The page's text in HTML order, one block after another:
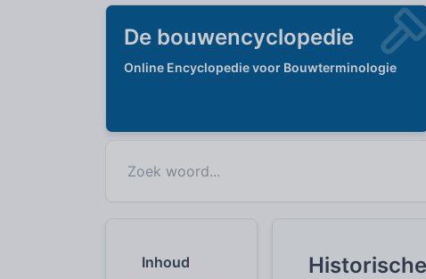
De bouwencyclopedie
Online Encyclopedie voor Bouwterminologie
Inhoud